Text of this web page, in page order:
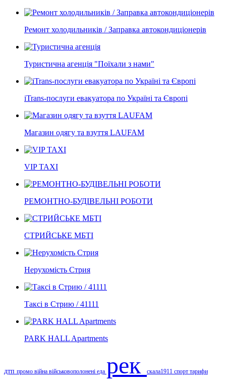
Ремонт холодильників / Заправка автокондиціонерів
Туристична агенція "Поїхали з нами"
iTrans-послуги евакуатора по Україні та Європі
Магазин одягу та взуття LAUFAM
VIP TAXI
РЕМОНТНО-БУДІВЕЛЬНІ РОБОТИ
СТРИЙСЬКЕ МБТІ
Нерухомість Стрия
Таксі в Стрию / 41111
PARK HALL Apartments
дтп промо війна військовополонені еда рек скала1911 спорт тарифи